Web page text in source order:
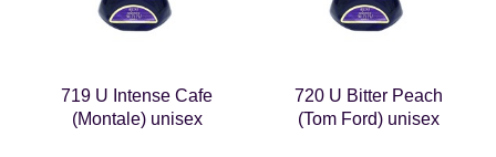
719 U Intense Cafe
(Montale) unisex
720 U Bitter Peach
(Tom Ford) unisex